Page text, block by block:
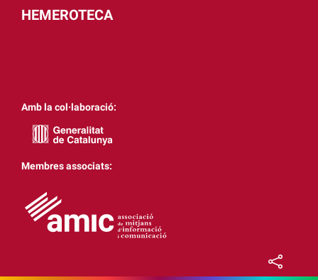
HEMEROTECA
Amb la col·laboració:
Membres associats: